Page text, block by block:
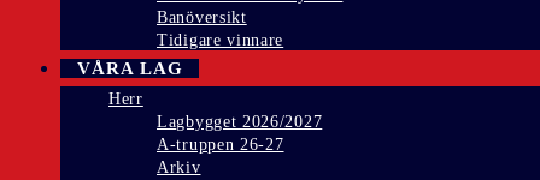
Banöversikt
Tidigare vinnare
VÅRA LAG
Herr
Lagbygget 2026/2027
A-truppen 26-27
Arkiv